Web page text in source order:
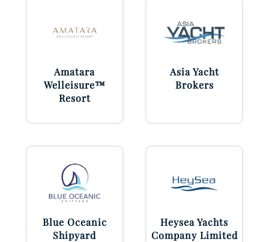
Amatara
Welleisure™
Resort
Asia Yacht
Brokers
Blue Oceanic
Shipyard
Heysea Yachts
Company Limited